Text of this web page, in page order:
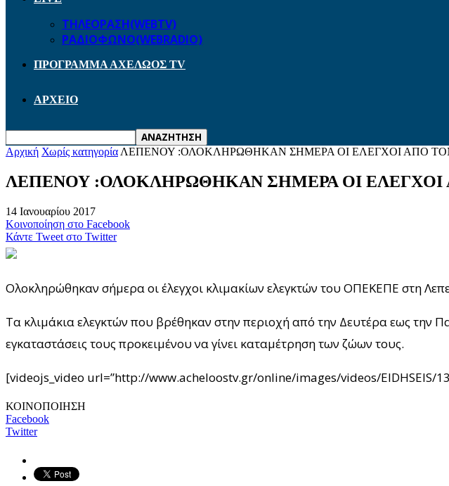
ΤΗΛΕΟΡΑΣΗ(WEBTV)
ΡΑΔΙΟΦΩΝΟ(WEBRADIO)
ΠΡΟΓΡΑΜΜΑ ΑΧΕΛΩΟΣ TV
ΑΡΧΕΙΟ
Αρχική Χωρίς κατηγορία ΛΕΠΕΝΟΥ :ΟΛΟΚΛΗΡΩΘΗΚΑΝ ΣΗΜΕΡΑ ΟΙ ΕΛΕΓΧΟΙ ΑΠΟ
ΛΕΠΕΝΟΥ :ΟΛΟΚΛΗΡΩΘΗΚΑΝ ΣΗΜΕΡΑ ΟΙ
14 Ιανουαρίου 2017
Κοινοποίηση στο Facebook
Κάντε Tweet στο Twitter
Ολοκληρώθηκαν σήμερα οι έλεγχοι κλιμακίων ελεγκτών του ΟΠΕΚΕΠΕ στη
Τα κλιμάκια ελεγκτών που βρέθηκαν στην περιοχή από την Δευτέρα εως την
εγκαταστάσεις τους προκειμένου να γίνει καταμέτρηση των ζώων τους.
[videojs_video url=”http://www.acheloostv.gr/online/images/videos/EIDHSEIS/
ΚΟΙΝΟΠΟΙΗΣΗ
Facebook
Twitter